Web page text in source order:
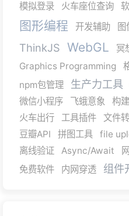
模拟登录 火车座位查询
图形编程 开发辅助 图
ThinkJS WebGL
冥
Graphics Programming
npm包管理
生产力工具
微信小程序
飞蛾意象 构
火车出行
工具插件 文件
豆瓣API
拼图工具 file
离线验证
Async/Await
免费软件
内网穿透 组件